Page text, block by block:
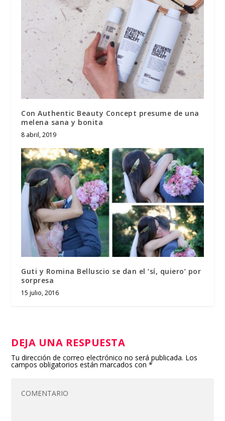
Con Authentic Beauty Concept presume de una
melena sana y bonita
8 abril, 2019
Guti y Romina Belluscio se dan el ‘sí, quiero’ por
sorpresa
15 julio, 2016
DEJA UNA RESPUESTA
Tu dirección de correo electrónico no será publicada. Los
campos obligatorios están marcados con*